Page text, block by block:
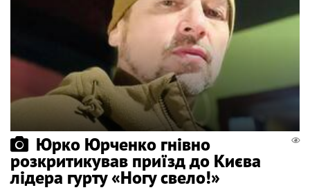
Юрко Юрченко гнівно
розкритикував приїзд до Києва
лідера гурту «Ногу свело!»